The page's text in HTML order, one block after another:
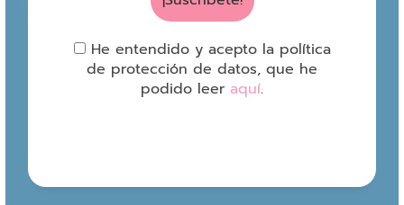
He entendido y acepto la política
de protección de datos, que he
podido leer aquí.